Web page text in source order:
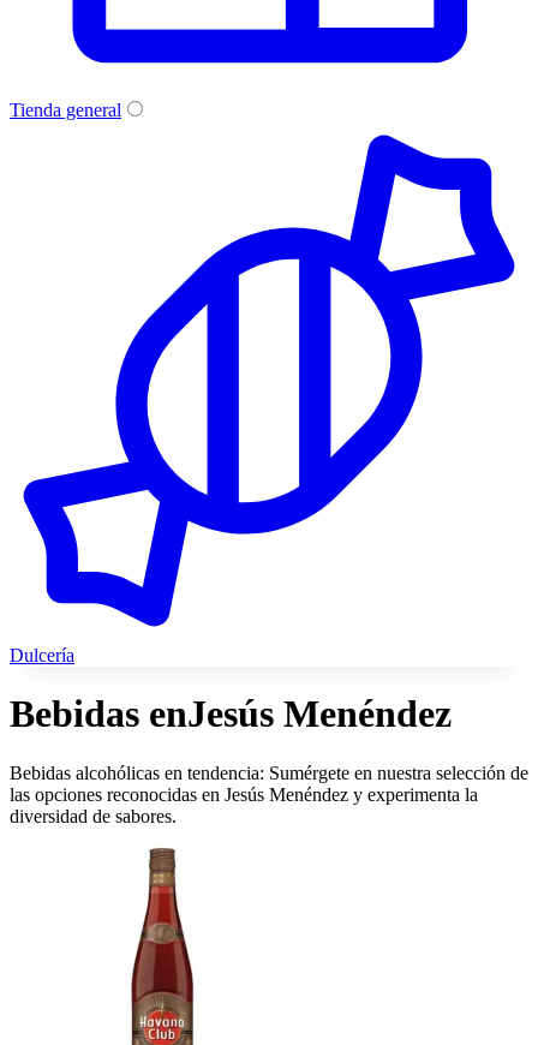
Tienda general
Dulcería
Bebidas enJesús Menéndez
Bebidas alcohólicas en tendencia: Sumérgete en nuestra selección de
las opciones reconocidas en Jesús Menéndez y experimenta la
diversidad de sabores.